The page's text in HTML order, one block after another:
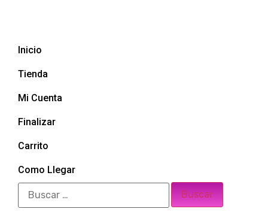
Inicio
Tienda
Mi Cuenta
Finalizar
Carrito
Como Llegar